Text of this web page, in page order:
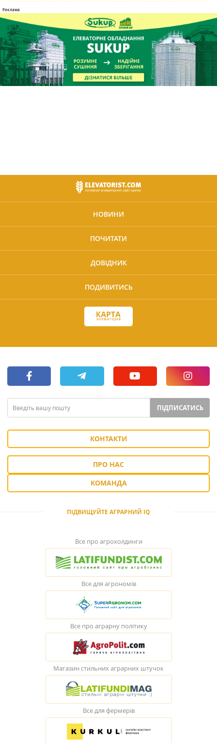
НОВИНИ
ПОЧИТАТИ
ДОВІДНИК
ПОДИВИТИСЬ
ПІДПИСАТИСЬ
КОНТАКТИ
ПРО НАС
КОМАНДА
ПІДВИЩУЙТЕ АГРАРНИЙ IQ
Все про агрохолдинги
Все для агрономів
Все про аграрну політику
Магазин стильних аграрних штучок
Все для фермерів